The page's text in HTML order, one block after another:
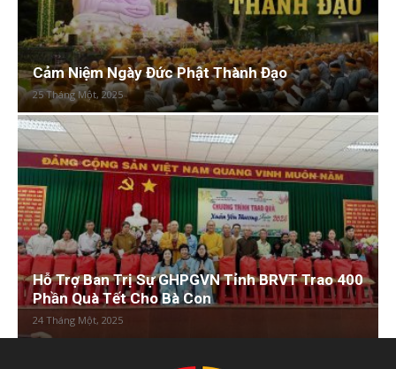
Cảm Niệm Ngày Đức Phật Thành Đạo
25 Tháng Một, 2025
Hỗ Trợ Ban Trị Sự GHPGVN Tỉnh BRVT Trao 400
Phần Quà Tết Cho Bà Con
24 Tháng Một, 2025